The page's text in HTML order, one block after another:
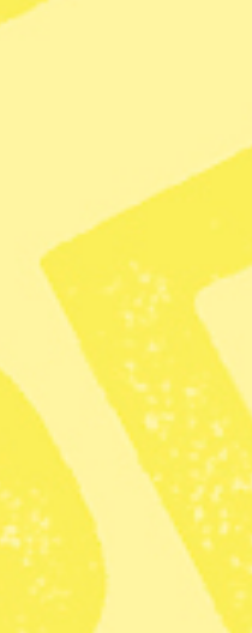
söndagskvällen med
/AP/TT
storseger för
Orbán lämnar
känner glädje
Simon, som
år 2011.
är